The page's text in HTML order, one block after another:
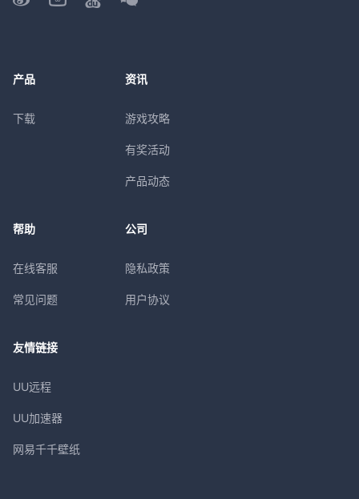
产品
下载
资讯
游戏攻略
有奖活动
产品动态
帮助
在线客服
常见问题
公司
隐私政策
用户协议
友情链接
UU远程
UU加速器
网易千千壁纸